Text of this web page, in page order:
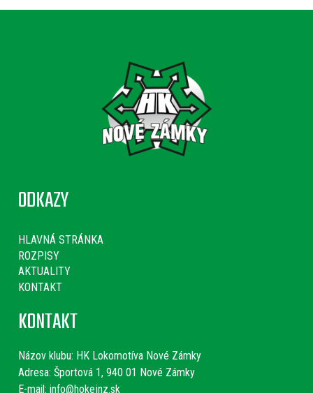
ODKAZY
HLAVNÁ STRÁNKA
ROZPISY
AKTUALITY
KONTAKT
KONTAKT
Názov klubu: HK Lokomotíva Nové Zámky
Adresa: Športová 1, 940 01 Nové Zámky
E-mail: info@hokejnz.sk